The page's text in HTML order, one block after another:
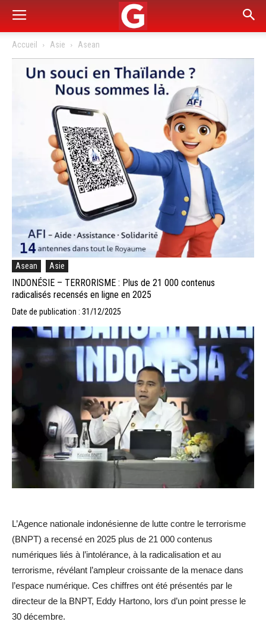
Accueil Asie Asean
Asean Asie
INDONÉSIE – TERRORISME : Plus de 21 000 contenus
radicalisés recensés en ligne en 2025
Date de publication : 31/12/2025
L’Agence nationale indonésienne de lutte contre le terrorisme
(BNPT) a recensé en 2025 plus de 21 000 contenus
numériques liés à l’intolérance, à la radicalisation et au
terrorisme, révélant l’ampleur croissante de la menace dans
l’espace numérique. Ces chiffres ont été présentés par le
directeur de la BNPT, Eddy Hartono, lors d’un point presse le
30 décembre.